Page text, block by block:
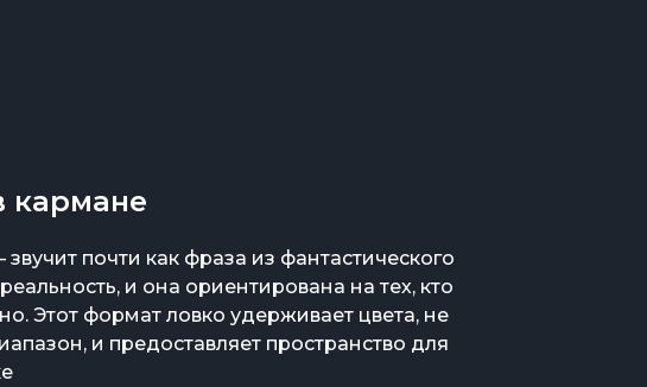
кармане
почти как фраза из фантастического
и она ориентирована на тех, кто
Этот формат ловко удерживает цвета, не
и предоставляет пространство для